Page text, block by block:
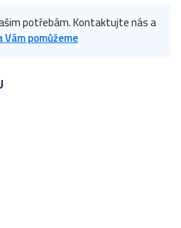
potřebám. Kontaktujte nás a
Vám pomůžeme